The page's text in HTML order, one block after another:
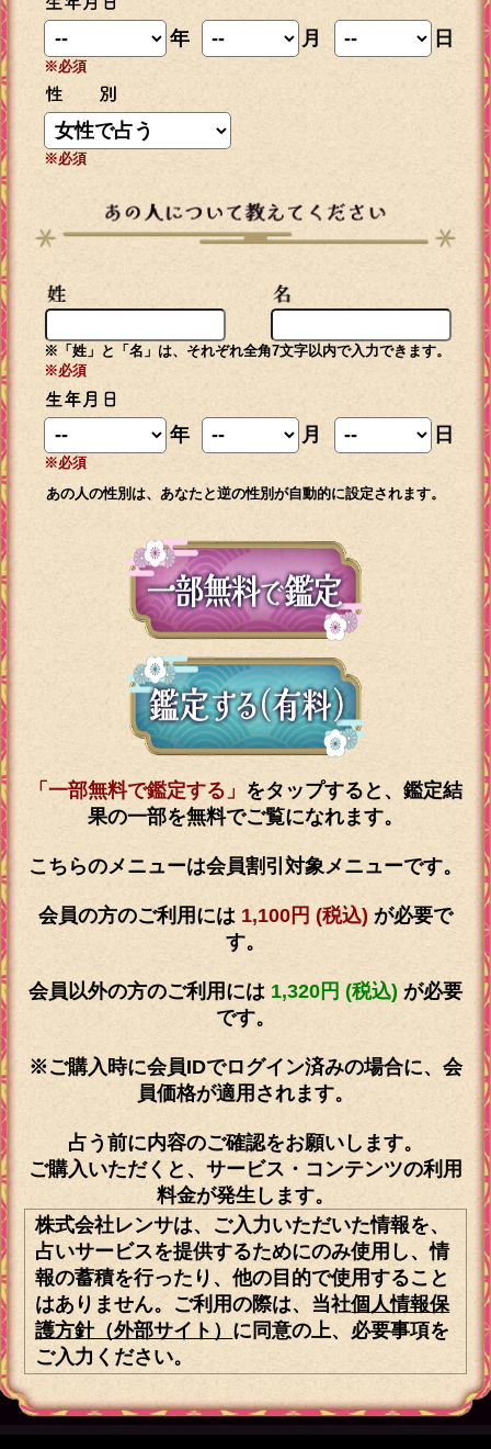
年 月 日
※必須
※必須
※「姓」と「名」は、それぞれ全角7文字以内で入力できます。
※必須
年 月 日
※必須
あの人の性別は、あなたと逆の性別が自動的に設定されます。
「一部無料で鑑定する」 をタップすると、鑑定結
果の一部を無料でご覧になれます。
こちらのメニューは会員割引対象メニューです。
会員の方のご利用には 1,100円 (税込) が必要で
す。
会員以外の方のご利用には 1,320円 (税込) が必要
です。
※ご購入時に会員IDでログイン済みの場合に、会
員価格が適用されます。
占う前に内容のご確認をお願いします。
ご購入いただくと、サービス・コンテンツの利用
料金が発生します。
株式会社レンサは、ご入力いただいた情報を、
占いサービスを提供するためにのみ使用し、情
報の蓄積を行ったり、他の目的で使用すること
はありません。ご利用の際は、当社個人情報保
護方針（外部サイト） に同意の上、必要事項を
ご入力ください。